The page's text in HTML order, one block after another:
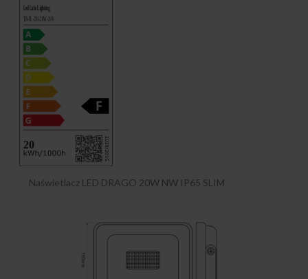
Naświetlacz LED DRAGO 20W NW IP65 SLIM